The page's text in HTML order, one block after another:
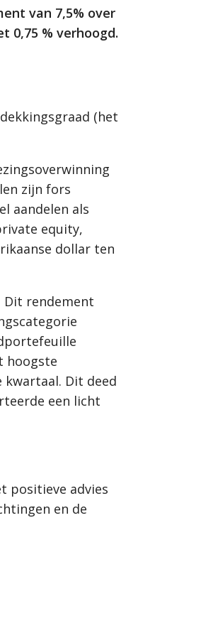
van 7,5% over
0,75 % verhoogd.
(het
zijn fors
aandelen als
equity,
dollar ten
Dit rendement
hoogste
Dit deed
een licht
positieve advies
en de